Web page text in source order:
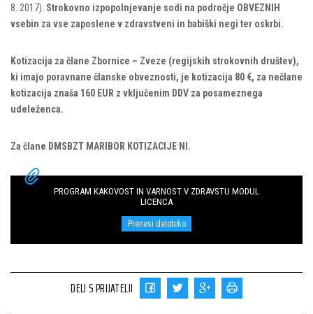
8. 2017). Strokovno izpopolnjevanje sodi na področje OBVEZNIH
vsebin za vse zaposlene v zdravstveni in babiški negi ter oskrbi.
Kotizacija za člane Zbornice – Zveze (regijskih strokovnih društev),
ki imajo poravnane članske obveznosti, je kotizacija 80 €, za nečlane
kotizacija znaša 160 EUR z vključenim DDV za posameznega
udeleženca.
Za člane DMSBZT MARIBOR KOTIZACIJE NI.
PROGRAM KAKOVOST IN VARNOST V ZDRAVSTU MODUL
LICENCA
Prenesi datoteko
DELI S PRIJATELJI